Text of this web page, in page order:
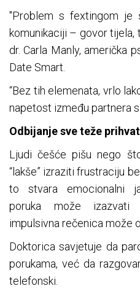
"Problem s fextingom je
komunikaciji – govor tijela,
dr. Carla Manly, američka
Date Smart.
“Bez tih elemenata, vrlo
napetost između partnera
Odbijanje sve teže
Ljudi češće pišu nego
“lakše” izraziti frustraciju
to stvara emocionalni
poruka može izazvati
impulsivna rečenica može
Doktorica savjetuje da
porukama, već da
telefonski.